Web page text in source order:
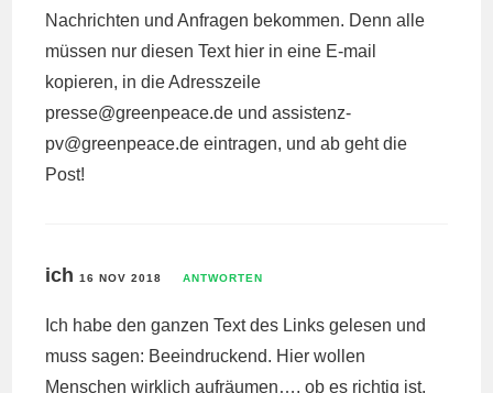
Nachrichten und Anfragen bekommen. Denn alle
müssen nur diesen Text hier in eine E-mail
kopieren, in die Adresszeile
presse@greenpeace.de undassistenz-
pv@greenpeace.de eintragen, und ab geht die
Post!
ich16 NOV 2018 ANTWORTEN
Ich habe den ganzen Text des Links gelesen und
muss sagen: Beeindruckend. Hier wollen
Menschen wirklich aufräumen…. ob es richtig ist,